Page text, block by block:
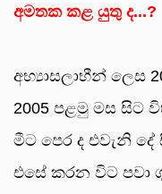
අමතක කළ යුතු ද...?
අභ්‍යාසලාභීන් ලෙස
2005 පළමු මස සිට
මීට පෙර ද එවැනි
එසේ කරන විට පවා